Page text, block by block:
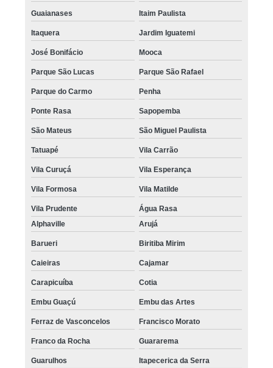
Guaianases Itaim Paulista
Itaquera Jardim Iguatemi
José Bonifácio Mooca
Parque São Lucas Parque São Rafael
Parque do Carmo Penha
Ponte Rasa Sapopemba
São Mateus São Miguel Paulista
Tatuapé Vila Carrão
Vila Curuçá Vila Esperança
Vila Formosa Vila Matilde
Vila Prudente
Água Rasa
Alphaville
Arujá
Barueri Biritiba Mirim
Caieiras Cajamar
Carapicuíba Cotia
Embu Guaçú Embu das Artes
Ferraz de Vasconcelos Francisco Morato
Franco da Rocha Guararema
Guarulhos Itapecerica da Serra